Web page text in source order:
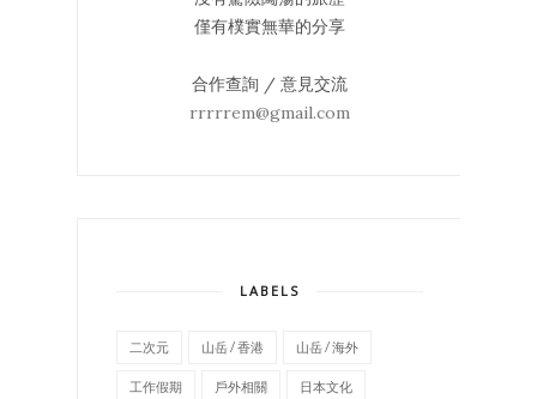
僅有樸實無華的分享
合作查詢 / 意見交流
rrrrrem@gmail.com
LABELS
二次元 山岳 / 香港 山岳 / 海外
工作假期 戶外相關 日本文化